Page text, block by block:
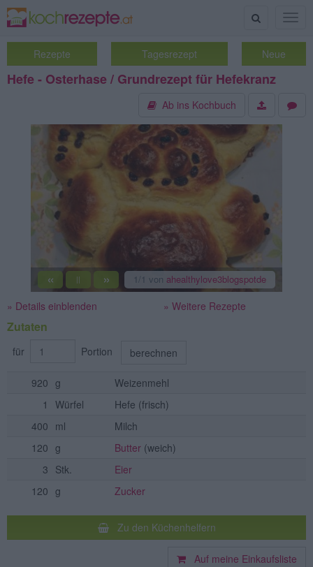
Suche
Rezepte Tagesrezept Neue
Hefe - Osterhase / Grundrezept für Hefekranz
Ab ins Kochbuch
« || » 1 /1 von ahealthylove3blogspotde
» Details einblenden » Weitere Rezepte
Zutaten
für Portion berechnen
920 g
Weizenmehl
1
Würfel Hefe (frisch)
400 ml
Milch
120 g Butter (weich)
3 Stk.
Eier
120 g Zucker
Zu den Küchenhelfern
Auf meine Einkaufsliste